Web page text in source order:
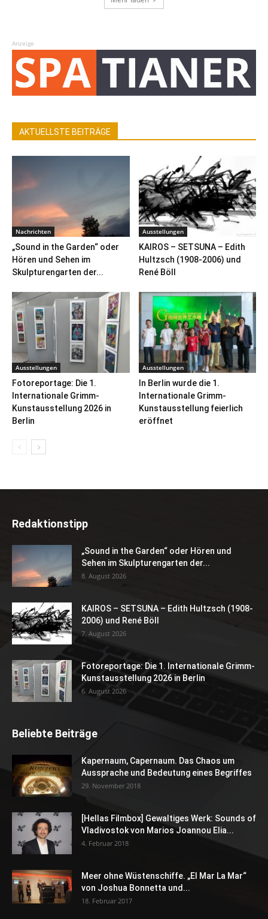
Anzeige
AKTUELLSTE BEITRÄGE
Nachrichten
„Sound in the Garden“ oder
Hören und Sehen im
Skulpturengarten der...
Ausstellungen
KAIROS – SETSUNA – Edith
Hultzsch (1908-2006) und
René Böll
Ausstellungen
Fotoreportage: Die 1.
Internationale Grimm-
Kunstausstellung 2026 in
Berlin
Ausstellungen
In Berlin wurde die 1.
Internationale Grimm-
Kunstausstellung feierlich
eröffnet
Redaktionstipp
„Sound in the Garden“ oder Hören und
Sehen im Skulpturengarten der...
8. August 2026
KAIROS – SETSUNA – Edith Hultzsch (1908-
2006) und René Böll
7. August 2026
Fotoreportage: Die 1. Internationale Grimm-
Kunstausstellung 2026 in Berlin
6. August 2026
Beliebte Beiträge
Kapernaum, Capernaum. Das Chaos um
Aussprache und Bedeutung eines Begriffes
29. November 2018
[Hellas Filmbox] Gewaltiges Werk: Sounds of
Vladivostok von Marios Joannou Elia...
4. Februar 2018
Meer ohne Wüstenschiffe. „El Mar La Mar“
von Joshua Bonnetta und...
18. Februar 2017